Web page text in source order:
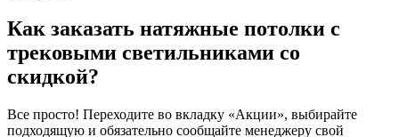
Как заказать натяжные потолки с
трековыми светильниками со
скидкой?
Все просто! Переходите во вкладку «Акции», выбирайте
подходящую и обязательно сообщайте менеджеру свой